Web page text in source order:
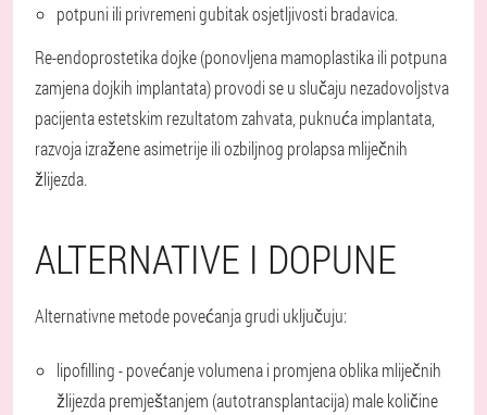
potpuni ili privremeni gubitak osjetljivosti bradavica.
Re-endoprostetika dojke (ponovljena mamoplastika ili potpuna
zamjena dojkih implantata) provodi se u slučaju nezadovoljstva
pacijenta estetskim rezultatom zahvata, puknuća implantata,
razvoja izražene asimetrije ili ozbiljnog prolapsa mliječnih
žlijezda.
ALTERNATIVE I DOPUNE
Alternativne metode povećanja grudi uključuju:
lipofilling - povećanje volumena i promjena oblika mliječnih
žlijezda premještanjem (autotransplantacija) male količine